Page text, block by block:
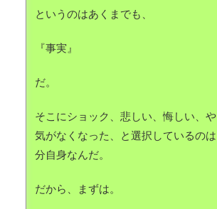
というのはあくまでも、
『事実』
だ。
そこにショック、悲しい、悔しい、や
気がなくなった、と選択しているのは
分自身なんだ。
だから、まずは。